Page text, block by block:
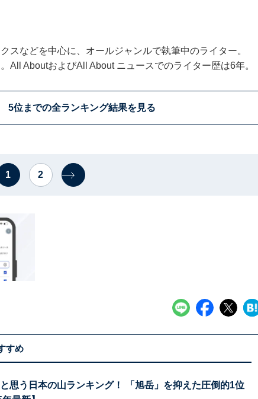
スなどを中心に、オールジャンルで執筆中のライター。
All AboutおよびAll About ニュースでのライター歴は6年。
5位までの全ランキング結果を見る
1 2
すめ
と思う日本の山ランキング！ 「旭岳」を抑えた圧倒的1位